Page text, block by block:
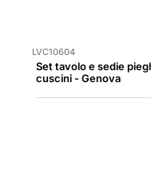
LVC10604
Set tavolo e sedie
cuscini - Genova